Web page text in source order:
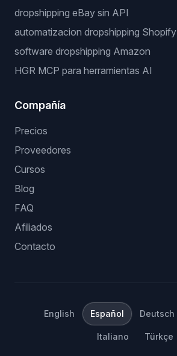
dropshipping eBay sin API
automatizacion dropshipping Shopify
software dropshipping Amazon
HGR MCP para herramientas AI
Compañía
Precios
Proveedores
Cursos
Blog
FAQ
Afiliados
Contacto
English Español Deutsch
Italiano Türkçe